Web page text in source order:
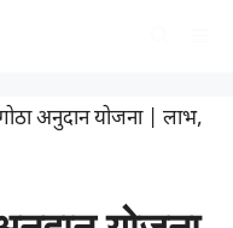
गोठा अनुदान योजना | लाभ,